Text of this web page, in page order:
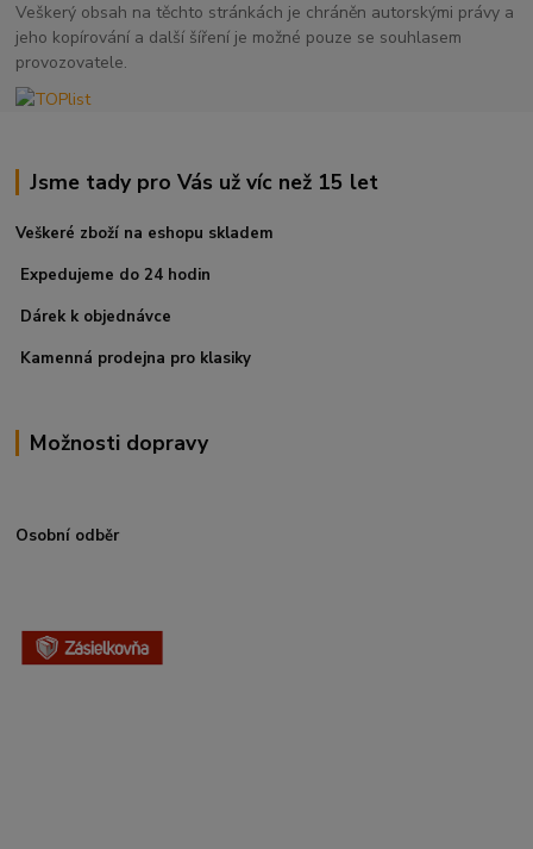
Veškerý obsah na těchto stránkách je chráněn autorskými právy a
jeho kopírování a další šíření je možné pouze se souhlasem
provozovatele.
Jsme tady pro Vás už víc než 15 let
Veškeré zboží na eshopu skladem
Expedujeme do 24 hodin
Dárek k objednávce
Kamenná prodejna pro klasiky
Možnosti dopravy
Osobní odběr